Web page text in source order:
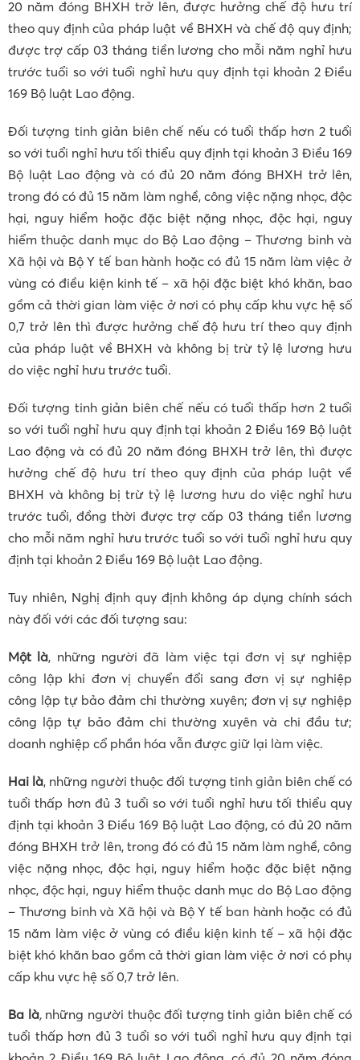
20 năm đóng BHXH trở lên, được hưởng chế độ hưu trí
theo quy định của pháp luật về BHXH và chế độ quy định;
được trợ cấp 03 tháng tiền lương cho mỗi năm nghỉ hưu
trước tuổi so với tuổi nghỉ hưu quy định tại khoản 2 Điều
169 Bộ luật Lao động.
Đối tượng tinh giản biên chế nếu có tuổi thấp hơn 2 tuổi
so với tuổi nghỉ hưu tối thiểu quy định tại khoản 3 Điều 169
Bộ luật Lao động và có đủ 20 năm đóng BHXH trở lên,
trong đó có đủ 15 năm làm nghề, công việc nặng nhọc, độc
hại, nguy hiểm hoặc đặc biệt nặng nhọc, độc hại, nguy
hiểm thuộc danh mục do Bộ Lao động – Thương binh và
Xã hội và Bộ Y tế ban hành hoặc có đủ 15 năm làm việc ở
vùng có điều kiện kinh tế – xã hội đặc biệt khó khăn, bao
gồm cả thời gian làm việc ở nơi có phụ cấp khu vực hệ số
0,7 trở lên thì được hưởng chế độ hưu trí theo quy định
của pháp luật về BHXH và không bị trừ tỷ lệ lương hưu
do việc nghỉ hưu trước tuổi.
Đối tượng tinh giản biên chế nếu có tuổi thấp hơn 2 tuổi
so với tuổi nghỉ hưu quy định tại khoản 2 Điều 169 Bộ luật
Lao động và có đủ 20 năm đóng BHXH trở lên, thì được
hưởng chế độ hưu trí theo quy định của pháp luật về
BHXH và không bị trừ tỷ lệ lương hưu do việc nghỉ hưu
trước tuổi, đồng thời được trợ cấp 03 tháng tiền lương
cho mỗi năm nghỉ hưu trước tuổi so với tuổi nghỉ hưu quy
định tại khoản 2 Điều 169 Bộ luật Lao động.
Tuy nhiên, Nghị định quy định không áp dụng chính sách
này đối với các đối tượng sau:
Một là, những người đã làm việc tại đơn vị sự nghiệp
công lập khi đơn vị chuyển đổi sang đơn vị sự nghiệp
công lập tự bảo đảm chi thường xuyên; đơn vị sự nghiệp
công lập tự bảo đảm chi thường xuyên và chi đầu tư;
doanh nghiệp cổ phần hóa vẫn được giữ lại làm việc.
Hai là, những người thuộc đối tượng tinh giản biên chế có
tuổi thấp hơn đủ 3 tuổi so với tuổi nghỉ hưu tối thiểu quy
định tại khoản 3 Điều 169 Bộ luật Lao động, có đủ 20 năm
đóng BHXH trở lên, trong đó có đủ 15 năm làm nghề, công
việc nặng nhọc, độc hại, nguy hiểm hoặc đặc biệt nặng
nhọc, độc hại, nguy hiểm thuộc danh mục do Bộ Lao động
– Thương binh và Xã hội và Bộ Y tế ban hành hoặc có đủ
15 năm làm việc ở vùng có điều kiện kinh tế – xã hội đặc
biệt khó khăn bao gồm cả thời gian làm việc ở nơi có phụ
cấp khu vực hệ số 0,7 trở lên.
Ba là,những người thuộc đối tượng tinh giản biên chế có
tuổi thấp hơn đủ 3 tuổi so với tuổi nghỉ hưu quy định tại